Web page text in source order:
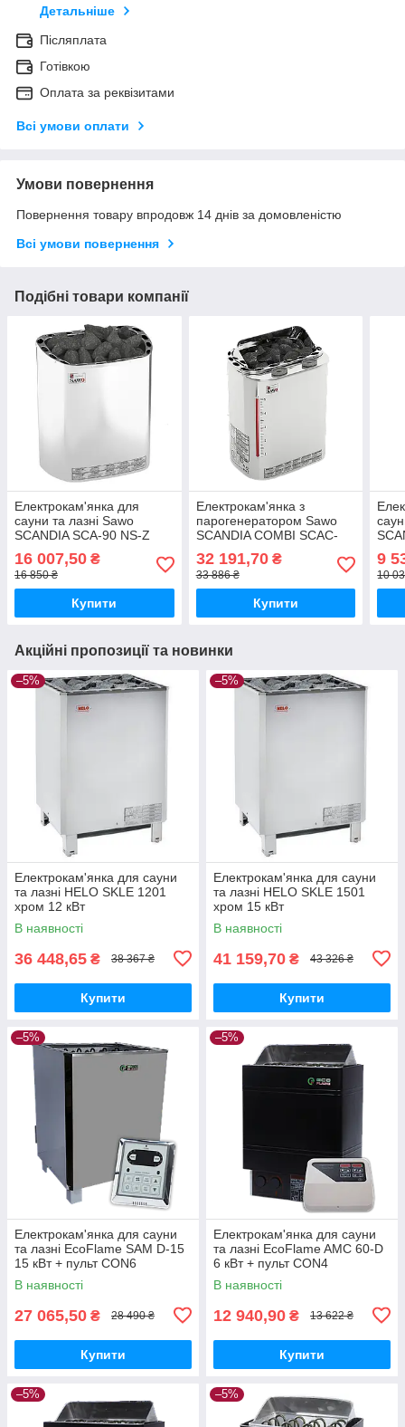
Детальніше
Післяплата
Готівкою
Оплата за реквізитами
Всі умови оплати
Умови повернення
Повернення товару впродовж 14 днів за домовленістю
Всі умови повернення
Подібні товари компанії
Електрокам'янка для
сауни та лазні Sawo
SCANDIA SCA-90 NS-Z
16 007,50 ₴
16 850 ₴
Купити
Електрокам'янка з
парогенератором Sawo
SCANDIA COMBI SCAC-
32 191,70₴
33 886 ₴
Купити
9
10
Акційні пропозиції та новинки
–5%
Електрокам'янка для сауни
та лазні HELO SKLE 1201
хром 12 кВт
В наявності
36 448,65 ₴ 38 367 ₴
Купити
–5%
Електрокам'янка для сауни
та лазні HELO SKLE 1501
хром 15 кВт
В наявності
41 159,70 ₴ 43 326 ₴
Купити
–5%
Електрокам'янка для сауни
та лазні EcoFlame SAM D-15
15 кВт + пульт CON6
В наявності
27 065,50 ₴ 28 490 ₴
Купити
–5%
Електрокам'янка для сауни
та лазні EcoFlame AMC 60-D
6 кВт + пульт CON4
В наявності
12 940,90 ₴ 13 622 ₴
Купити
–5% –5%